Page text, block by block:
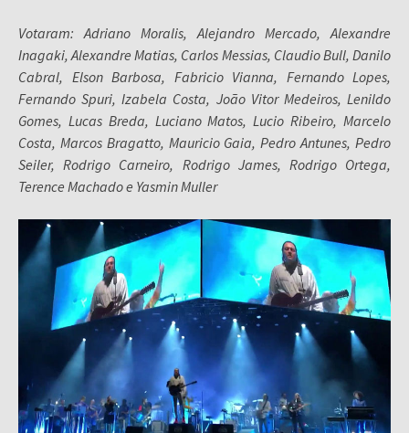
Votaram: Adriano Moralis, Alejandro Mercado, Alexandre
Inagaki, Alexandre Matias, Carlos Messias, Claudio Bull, Danilo
Cabral, Elson Barbosa, Fabricio Vianna, Fernando Lopes,
Fernando Spuri, Izabela Costa, João Vitor Medeiros, Lenildo
Gomes, Lucas Breda, Luciano Matos, Lucio Ribeiro, Marcelo
Costa, Marcos Bragatto, Mauricio Gaia, Pedro Antunes, Pedro
Seiler, Rodrigo Carneiro, Rodrigo James, Rodrigo Ortega,
Terence Machado e Yasmin Muller